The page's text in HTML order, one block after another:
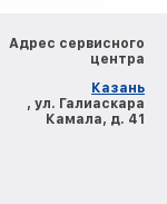
Адрес сервисного
центра
Казань
, ул. Галиаскара
Камала, д. 41